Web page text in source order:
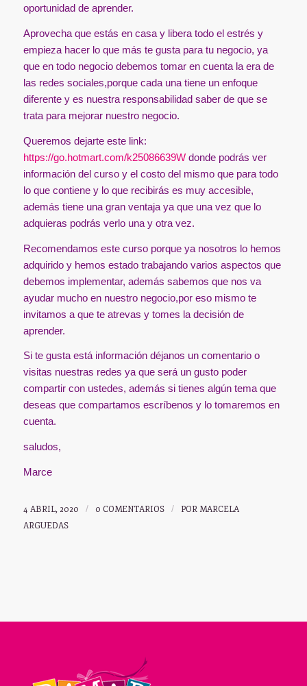
oportunidad de aprender.
Aprovecha que estás en casa y libera todo el estrés y
empieza hacer lo que más te gusta para tu negocio, ya
que en todo negocio debemos tomar en cuenta la era de
las redes sociales,porque cada una tiene un enfoque
diferente y es nuestra responsabilidad saber de que se
trata para mejorar nuestro negocio.
Queremos dejarte este link:
https://go.hotmart.com/k25086639Wdonde podrás ver
información del curso y el costo del mismo que para todo
lo que contiene y lo que recibirás es muy accesible,
además tiene una gran ventaja ya que una vez que lo
adquieras podrás verlo una y otra vez.
Recomendamos este curso porque ya nosotros lo hemos
adquirido y hemos estado trabajando varios aspectos que
debemos implementar, además sabemos que nos va
ayudar mucho en nuestro negocio,por eso mismo te
invitamos a que te atrevas y tomes la decisión de
aprender.
Si te gusta está información déjanos un comentario o
visitas nuestras redes ya que será un gusto poder
compartir con ustedes, además si tienes algún tema que
deseas que compartamos escríbenos y lo tomaremos en
cuenta.
saludos,
Marce
4 ABRIL, 2020 / 0 COMENTARIOS / POR MARCELA
ARGUEDAS